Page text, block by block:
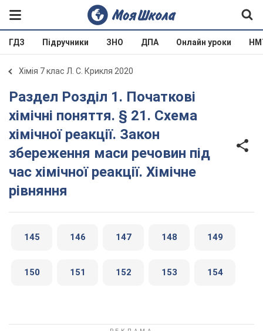
ГДЗ Підручники ЗНО ДПА Онлайн уроки
Хімія 7 клас Л. С. Крикля 2020
Раздел Розділ 1. Початкові
хімічні поняття. § 21. Схема
хімічної реакції. Закон
збереження маси речовин під
час хімічної реакції. Хімічне
рівняння
145 146 147 148 149
150 151 152 153 154